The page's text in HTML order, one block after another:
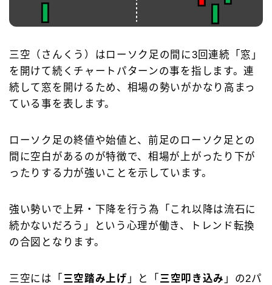
三空（さんくう）はローソク足の間に3回連続「窓」
を開けて続くチャートパターンの事を指します。連
続して窓を開けるため、相場の勢いがかなり高まっ
ている事を表します。
ローソク足の終値や始値と、前足のローソク足との
間に空白があるのが特徴で、相場が上がったり下が
ったりする力が強いことを示しています。
強い勢いで上昇・下降を行う為「これ以降は流石に
続かないだろう」という心理が働き、トレンド転換
の合図となります。
三空には「 三空踏み上げ 」と「 三空叩き込み 」の2パ